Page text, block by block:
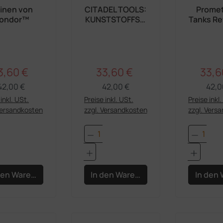
von
€
€
USt.
Anzahl: Gib den gewünschten
Warenkorb
CITADEL TOOLS:
KUNSTSTOFFSEI
Verkaufspreis:
33,60 €
42,00 €
Preise inkl. USt.
zzgl. Versandkosten
Produkt Anzahl: Gib
In den Warenkorb
Tanks
Preise
zzgl.
In den